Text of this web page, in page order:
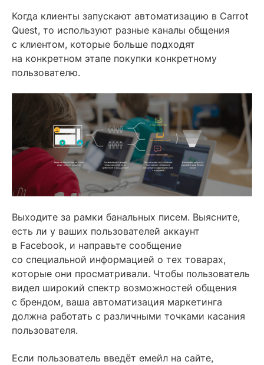
Когда клиенты запускают автоматизацию в Carrot
Quest, то используют разные каналы общения
с клиентом, которые больше подходят
на конкретном этапе покупки конкретному
пользователю.
Выходите за рамки банальных писем. Выясните,
есть ли у ваших пользователей аккаунт
в Facebook, и направьте сообщение
со специальной информацией о тех товарах,
которые они просматривали. Чтобы пользователь
видел широкий спектр возможностей общения
с брендом, ваша автоматизация маркетинга
должна работать с различными точками касания
пользователя.
Если пользователь введёт емейл на сайте,